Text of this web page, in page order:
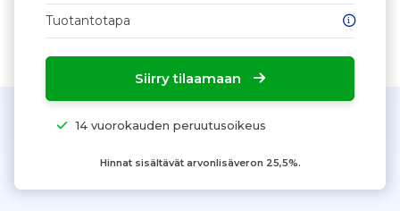
Tuotantotapa
Siirry tilaamaan
14 vuorokauden peruutusoikeus
Hinnat sisältävät arvonlisäveron 25,5%.